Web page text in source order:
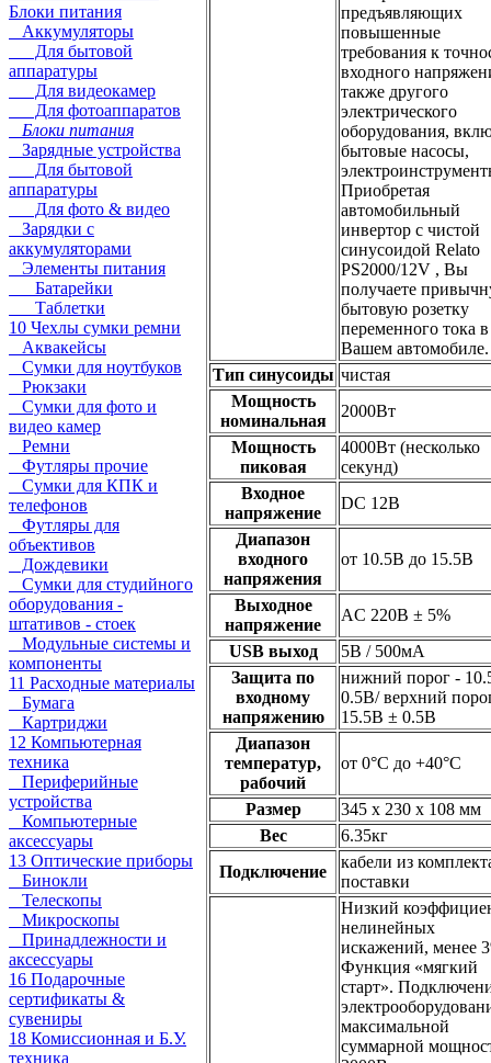
Блоки питания
Аккумуляторы
Для бытовой
аппаратуры
Для видеокамер
Для фотоаппаратов
Блоки питания
Зарядные устройства
Для бытовой
аппаратуры
Для фото & видео
Зарядки с
аккумуляторами
Элементы питания
Батарейки
Таблетки
10 Чехлы сумки ремни
Аквакейсы
Сумки для ноутбуков
Рюкзаки
Сумки для фото и
видео камер
Ремни
Футляры прочие
Сумки для КПК и
телефонов
Футляры для
объективов
Дождевики
Сумки для студийного
оборудования -
штативов - стоек
Модульные системы и
компоненты
11 Расходные материалы
Бумага
Картриджи
12 Компьютерная
техника
Периферийные
устройства
Компьютерные
аксессуары
13 Оптические приборы
Бинокли
Телескопы
Микроскопы
Принадлежности и
аксессуары
16 Подарочные
сертификаты &
сувениры
18 Комиссионная и Б.У.
техника
предъявляющих
повышенные
требования к
входного
также другого
электрического
оборудования,
бытовые насосы,
Приобретая
автомобильный
инвертор с чистой
синусоидой Relato
PS2000/12V , Вы
получаете
бытовую розетку
переменного тока в
Вашем автомобиле.
Тип синусоиды чистая
Мощность
номинальная
2000Вт
Мощность
пиковая
4000Вт (несколько
секунд)
Входное
напряжение
DC 12В
Диапазон
входного
напряжения
от 10.5В до 15.5В
Выходное
напряжение
AC 220В ± 5%
USB выход
5В / 500мА
Защита по
входному
напряжению
нижний порог -
0.5В/ верхний
15.5В ± 0.5В
Диапазон
температур,
рабочий
от 0°С до +40°С
Размер
345 x 230 x 108 мм
Вес
6.35кг
Подключение
кабели из
поставки
Низкий
нелинейных
искажений, менее
Функция «мягкий
старт».
максимальной
суммарной